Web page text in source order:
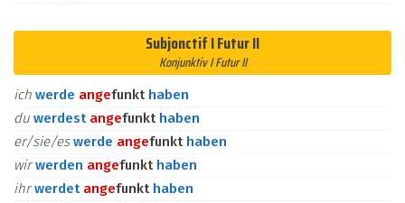
Subjonctif I Futur II
Konjunktiv I Futur II
ich werde angefunkt haben
du werdest angefunkt haben
er/sie/eswerde angefunkt haben
wirwerden angefunkt haben
ihrwerdet angefunkt haben